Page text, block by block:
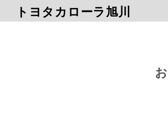
トヨタカローラ旭川